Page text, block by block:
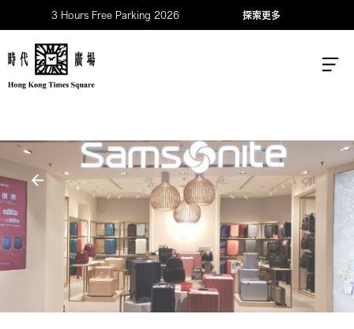
3 Hours Free Parking 2026 探索更多